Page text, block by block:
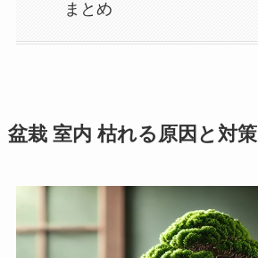
まとめ
盆栽 室内 枯れる原因と対策